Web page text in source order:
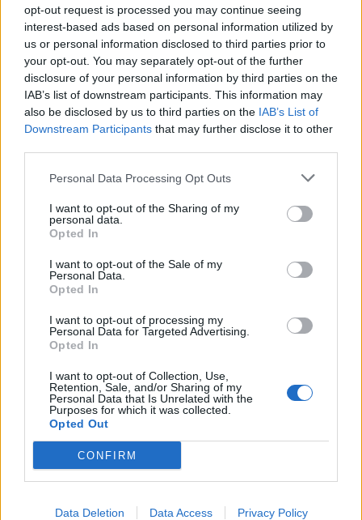
opt-out request is processed you may continue seeing
interest-based ads based on personal information utilized by
us or personal information disclosed to third parties prior to
your opt-out. You may separately opt-out of the further
disclosure of your personal information by third parties on the
IAB’s list of downstream participants. This information may
also be disclosed by us to third parties on the IAB’s List of
Downstream Participants that may further disclose it to other
Personal Data Processing Opt Outs
I want to opt-out of the Sharing of my
personal data.
Opted In
I want to opt-out of the Sale of my
Personal Data.
Opted In
I want to opt-out of processing my
Personal Data for Targeted Advertising.
Opted In
I want to opt-out of Collection, Use,
Retention, Sale, and/or Sharing of my
Personal Data that Is Unrelated with the
Purposes for which it was collected.
Opted Out
CONFIRM
Data Deletion Data Access Privacy Policy
Ελλάδα
Αντίστροφη μέτρηση για τη λήξη των
μαθημάτων στα σχολεία
08 Μαϊος 2022 09:52
Σχολεία: Πότε ξεκινούν οι απολυτήριες